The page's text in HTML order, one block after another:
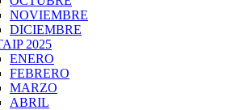
NOVIEMBRE
DICIEMBRE
2025
ENERO
FEBRERO
MARZO
ABRIL